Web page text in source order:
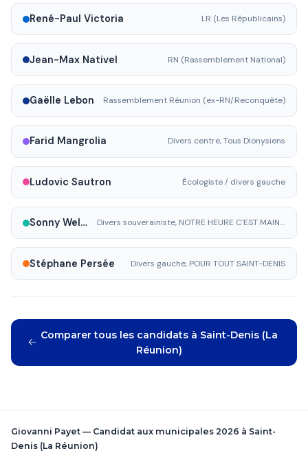
René-Paul Victoria LR (Les Républicains)
Jean-Max Nativel RN (Rassemblement National)
Gaëlle Lebon Rassemblement Réunion (ex-RN/Reconquête)
Farid Mangrolia Divers centre, Tous Dionysiens
Ludovic Sautron Écologiste / divers gauche
Sonny Welmant Divers souverainiste, NOTRE HEURE C'EST MAINTENANT !
Stéphane Persée Divers gauche, POUR TOUT SAINT-DENIS
Comparer tous les candidats à Saint-Denis (La
Réunion)
Giovanni Payet — Candidat aux municipales 2026 à Saint-
Denis (La Réunion)